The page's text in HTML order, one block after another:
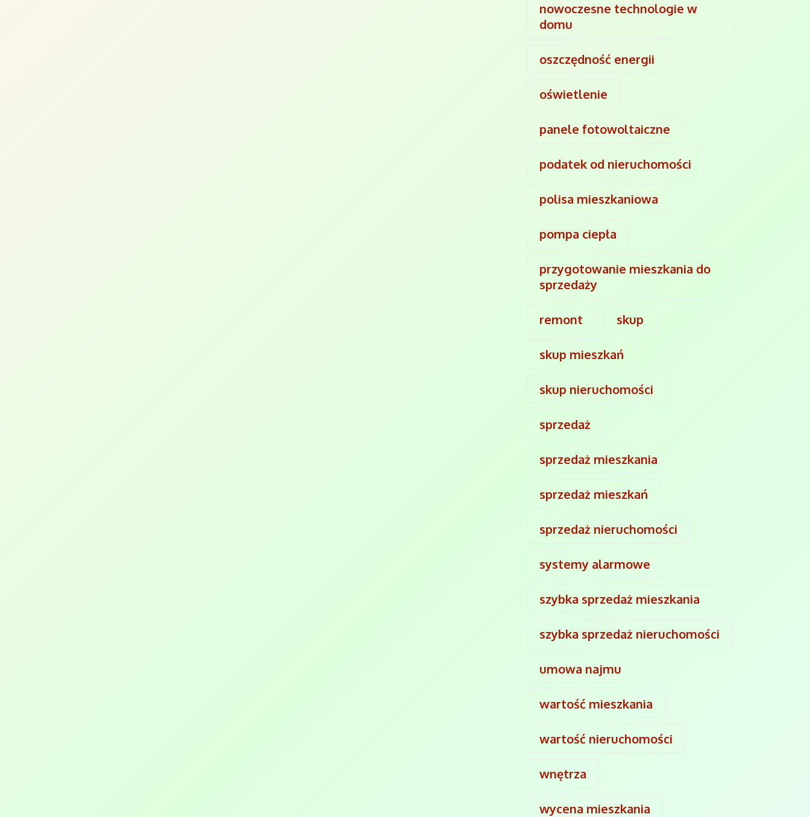
nowoczesne technologie w
domu
oszczędność energii
oświetlenie
panele fotowoltaiczne
podatek od nieruchomości
polisa mieszkaniowa
pompa ciepła
przygotowanie mieszkania do
sprzedaży
remont skup
skup mieszkań
skup nieruchomości
sprzedaż
sprzedaż mieszkania
sprzedaż mieszkań
sprzedaż nieruchomości
systemy alarmowe
szybka sprzedaż mieszkania
szybka sprzedaż nieruchomości
umowa najmu
wartość mieszkania
wartość nieruchomości
wnętrza
wycena mieszkania